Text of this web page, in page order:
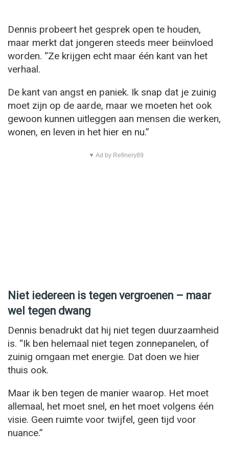
Dennis probeert het gesprek open te houden,
maar merkt dat jongeren steeds meer beïnvloed
worden. “Ze krijgen echt maar één kant van het
verhaal.
De kant van angst en paniek. Ik snap dat je zuinig
moet zijn op de aarde, maar we moeten het ook
gewoon kunnen uitleggen aan mensen die werken,
wonen, en leven in het hier en nu.”
▼ Ad by Refinery89
Niet iedereen is tegen vergroenen – maar
wel tegen dwang
Dennis benadrukt dat hij niet tegen duurzaamheid
is. “Ik ben helemaal niet tegen zonnepanelen, of
zuinig omgaan met energie. Dat doen we hier
thuis ook.
Maar ik ben tegen de manier waarop. Het moet
allemaal, het moet snel, en het moet volgens één
visie. Geen ruimte voor twijfel, geen tijd voor
nuance.”